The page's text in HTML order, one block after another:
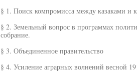
§ 1. Поиск компромисса между казаками и
§ 2. Земельный вопрос в программах
собрание.
§ 3. Объединенное правительство
§ 4. Усиление аграрных волнений весной